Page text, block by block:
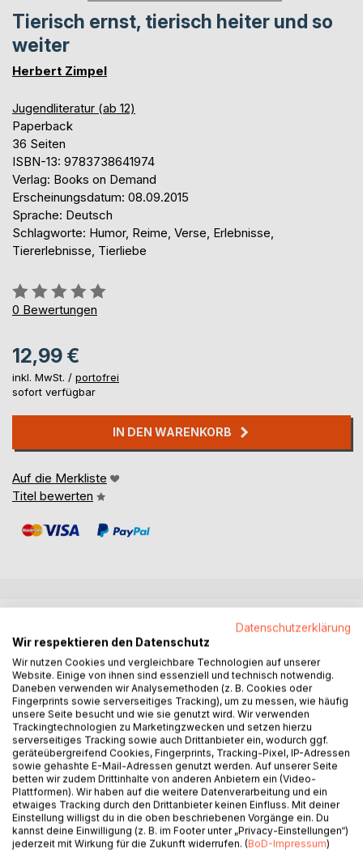
Tierisch ernst, tierisch heiter und so
weiter
Herbert Zimpel
Jugendliteratur (ab 12)
Paperback
36 Seiten
ISBN-13: 9783738641974
Verlag: Books on Demand
Erscheinungsdatum: 08.09.2015
Sprache: Deutsch
Schlagworte: Humor, Reime, Verse, Erlebnisse,
Tiererlebnisse, Tierliebe
Bewertung::
0%
0 Bewertungen
12,99 €
inkl. MwSt. / portofrei
sofort verfügbar
IN DEN WARENKORB
Auf die Merkliste
Titel bewerten
Ein Musiker, der zusammen mit vielen Tieren
aufgewachsen ist, greift hier zur Feder, um in Reimform
Tierliebe zu wecken, tierbezogene Ordnungen zu
hinterfragen und den Leser mit teils phantastischen, teils
wirklichkeitsnahen Geschichten zu unterhalten, aber immer
mit dem Ziel der bestmöglichen Nachbarschaft von
Mensch und Tier.
AUTOR/IN
Datenschutzerklärung
Wir respektieren den Datenschutz
Wir nutzen Cookies und vergleichbare Technologien auf unserer
Website. Einige von ihnen sind essenziell und technisch notwendig.
Daneben verwenden wir Analysemethoden (z. B. Cookies oder
Fingerprints sowie serverseitiges Tracking), um zu messen, wie häufig
unsere Seite besucht und wie sie genutzt wird. Wir verwenden
Trackingtechnologien zu Marketingzwecken und setzen hierzu
serverseitiges Tracking sowie auch Drittanbieter ein, wodurch ggf.
geräteübergreifend Cookies, Fingerprints, Tracking-Pixel, IP-Adressen
sowie gehashte E-Mail-Adressen genutzt werden. Auf unserer Seite
betten wir zudem Drittinhalte von anderen Anbietern ein (Video-
Plattformen). Wir haben auf die weitere Datenverarbeitung und ein
etwaiges Tracking durch den Drittanbieter keinen Einfluss. Mit deiner
Einstellung willigst du in die oben beschriebenen Vorgänge ein. Du
kannst deine Einwilligung (z. B. im Footer unter „Privacy-Einstellungen“)
jederzeit mit Wirkung für die Zukunft widerrufen. (BoD-Impressum)